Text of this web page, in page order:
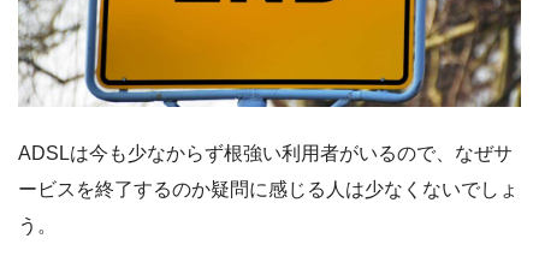
ADSLは今も少なからず根強い利用者がいるので、なぜサ
ービスを終了するのか疑問に感じる人は少なくないでしょ
う。